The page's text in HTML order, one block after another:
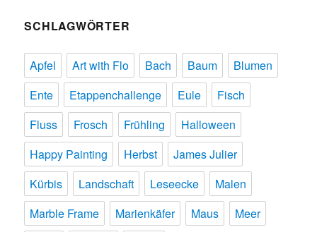
SCHLAGWÖRTER
Apfel Art with Flo Bach Baum
Blumen
Ente
Etappenchallenge Eule
Fisch
Fluss
Frosch Frühling
Halloween
Happy Painting
Herbst
James Julier
Kürbis
Landschaft Leseecke
Malen
Marble Frame
Marienkäfer Maus
Meer